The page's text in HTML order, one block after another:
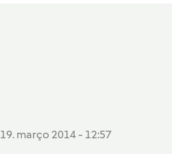
19. março 2014 - 12:57